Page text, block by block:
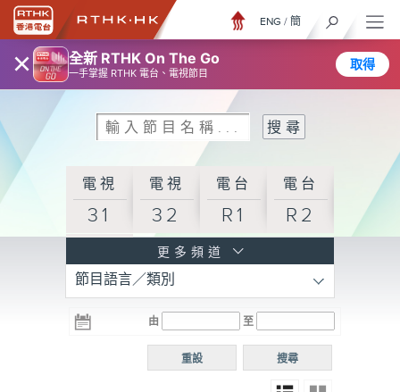
× 全新 RTHK On The Go
一手掌握 RTHK 電台、電視節目
取得
ENG / 簡
電視
31
電視
32
電台
R1
電台
R2
R3
電台 電台
R5
電台
普通
更多頻道
節目語言／類別
由 至
搜尋
重設